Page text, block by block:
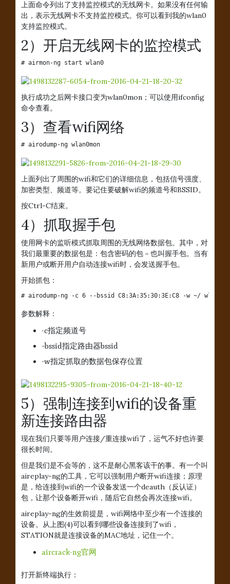
上面命令列出了支持监控模式的无线网卡。如果没有任何输
出，表示无线网卡不支持监控模式。你可以看到我的wlan0
支持监控模式。
2）开启无线网卡的监控模式
# airmon-ng start wlan0
执行成功之后网卡接口变为wlan0mon；可以使用ifconfig
命令查看。
3）查看wifi网络
# airodump-ng wlan0mon
上面列出了周围的wifi和它们的详细信息，包括信号强度、
加密类型、频道等。要记住要破解wifi的频道号和BSSID。
按Ctrl-C结束。
4）抓取握手包
使用网卡的监听模式抓取周围的无线网络数据包。其中，对
我们最重要的数据包是：包含密码的包－也叫握手包。当有
新用户或断开用户自动连接wifi时，会发送握手包。
开始抓包：
# airodump-ng -c 6 --bssid C8:3A:35:30:3E:C8 -w ~/
参数解释：
-c指定频道号
–bssid指定路由器bssid
-w指定抓取的数据包保存位置
5）强制连接到wifi的设备重
新连接路由器
现在我们只要等用户连接/重连接wifi了，运气不好也许要
很长时间。
但是我们是不会等的，这不是耐心黑客该干的事。有一个叫
aireplay-ng的工具，它可以强制用户断开wifi连接；原理
是，给连接到wifi的一个设备发送一个deauth（反认证）
包，让那个设备断开wifi，随后它自然会再次连接wifi。
aireplay-ng的生效前提是，wifi网络中至少有一个连接的
设备。从上图(4)可以看到哪些设备连接到了wifi，
STATION就是连接设备的MAC地址，记住一个。
aircrack-ng官网
打开新终端执行：